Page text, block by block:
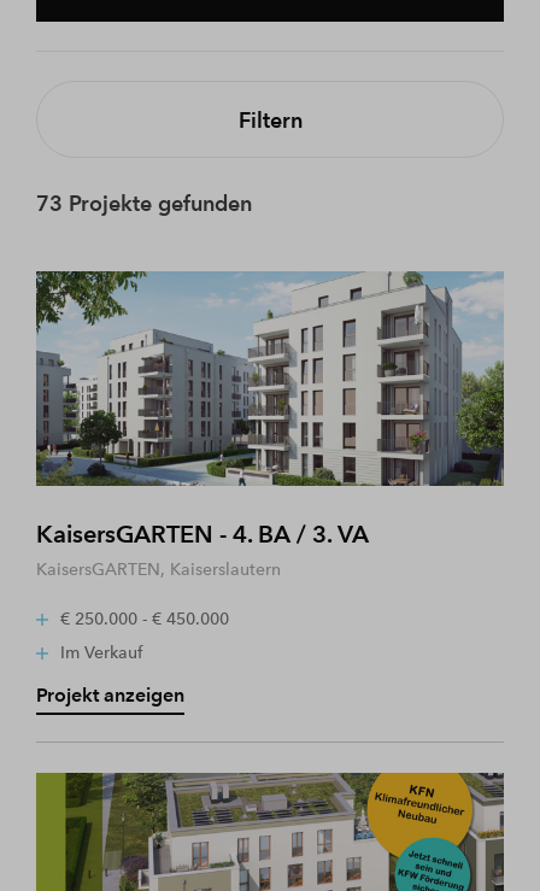
Filtern
73 Projekte gefunden
KaisersGARTEN - 4. BA / 3. VA
KaisersGARTEN, Kaiserslautern
€ 250.000 - € 450.000
Im Verkauf
Projekt anzeigen